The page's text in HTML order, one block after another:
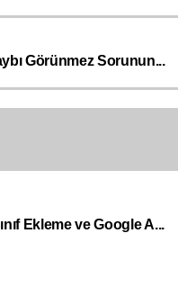
Görünmez Sorunun...
Ekleme ve Google A...